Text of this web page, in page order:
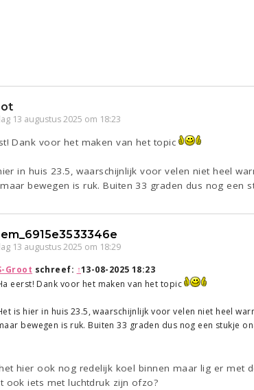
13 augustus 2025 om 18:23
Dank voor het maken van het topic
in huis 23.5, waarschijnlijk voor velen niet heel
bewegen is ruk. Buiten 33 graden dus nog een
13 augustus 2025 om 18:29
Groot schreef: ↑13-08-2025 18:23
eerst! Dank voor het maken van het topic
is hier in huis 23.5, waarschijnlijk voor velen niet heel
bewegen is ruk. Buiten 33 graden dus nog een stukje
hier ook nog redelijk koel binnen maar lig er met
ook iets met luchtdruk zijn ofzo?